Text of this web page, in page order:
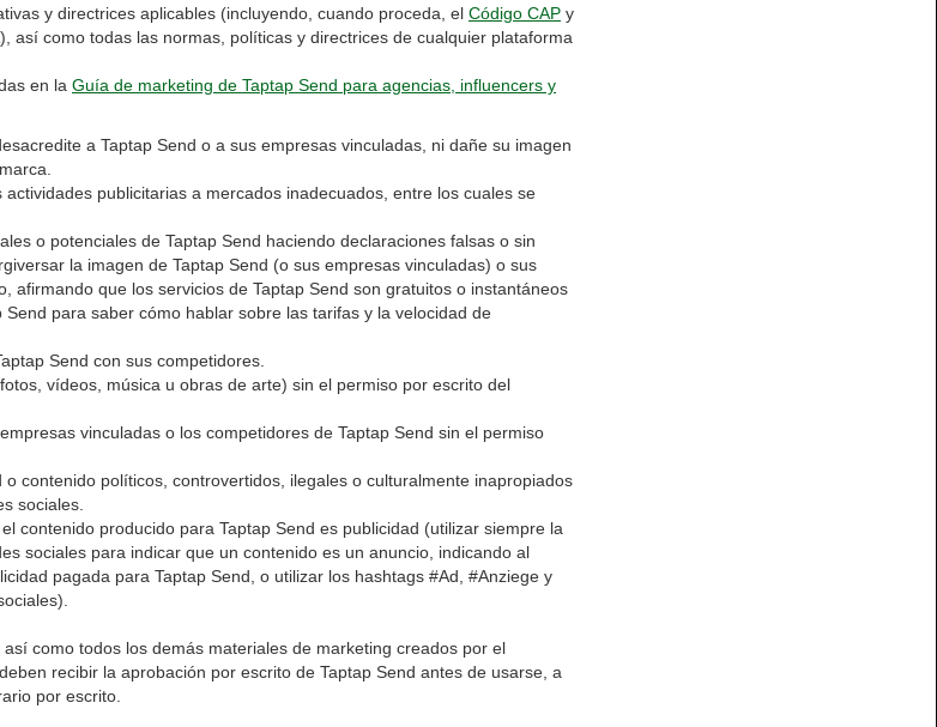
y directrices aplicables (incluyendo, cuando proceda, el Código CAP y
), así como todas las normas, políticas y directrices de cualquier plataforma
en la Guía de marketing de Taptap Send para agencias, influencers y
a Taptap Send o a sus empresas vinculadas, ni dañe su imagen
publicitarias a mercados inadecuados, entre los cuales se
o potenciales de Taptap Send haciendo declaraciones falsas o sin
la imagen de Taptap Send (o sus empresas vinculadas) o sus
afirmando que los servicios de Taptap Send son gratuitos o instantáneos
Send para saber cómo hablar sobre las tarifas y la velocidad de
Send con sus competidores.
vídeos, música u obras de arte) sin el permiso por escrito del
vinculadas o los competidores de Taptap Send sin el permiso
políticos, controvertidos, ilegales o culturalmente inapropiados
sociales.
producido para Taptap Send es publicidad (utilizar siempre la
sociales para indicar que un contenido es un anuncio, indicando al
pagada para Taptap Send, o utilizar los hashtags #Ad, #Anziege y
como todos los demás materiales de marketing creados por el
recibir la aprobación por escrito de Taptap Send antes de usarse, a
por escrito.